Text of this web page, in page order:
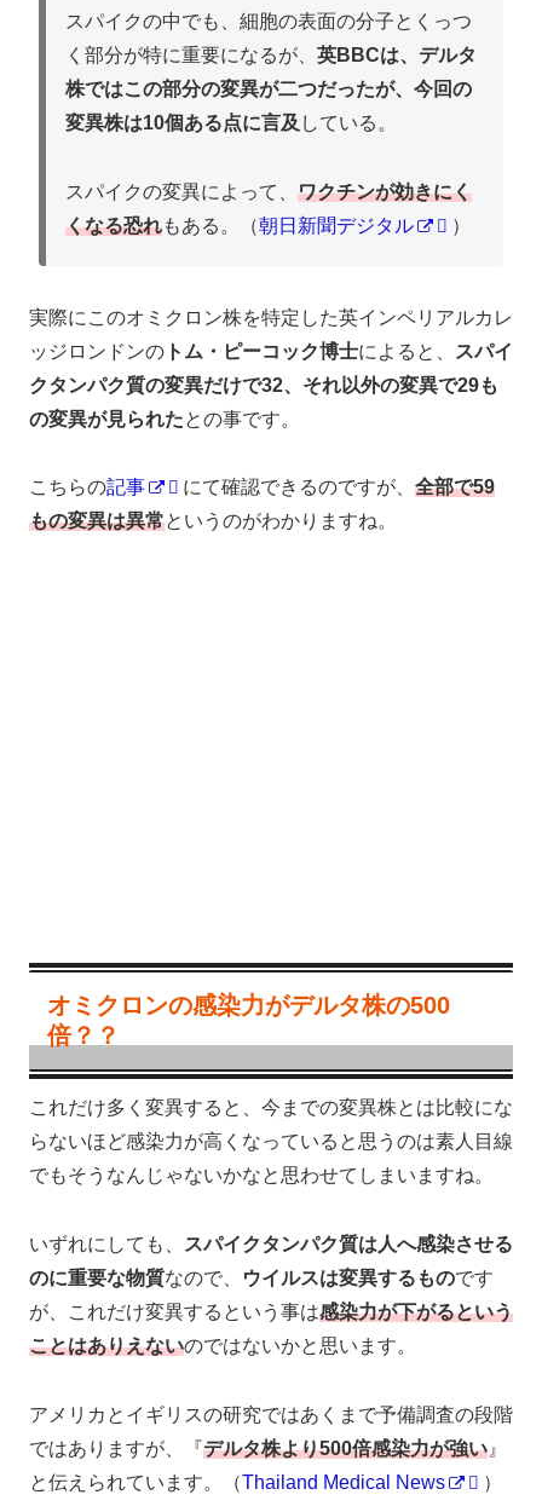
スパイクの中でも、細胞の表面の分子とくっつ
く部分が特に重要になるが、 英BBCは、デルタ
株ではこの部分の変異が二つだったが、今回の
変異株は10個ある点に言及 している。
スパイクの変異によって、 ワクチンが効きにく
くなる恐れもある。（朝日新聞デジタル ）
実際にこのオミクロン株を特定した英インペリアルカレ
ッジロンドンの トム・ピーコック博士によると、
スパイ
クタンパク質の変異だけで32、それ以外の変異で29も
の変異が見られたとの事です。
こちらの記事 にて確認できるのですが、 全部で59
もの変異は異常というのがわかりますね。
オミクロンの感染力がデルタ株の500
倍？？
これだけ多く変異すると、今までの変異株とは比較にな
らないほど感染力が高くなっていると思うのは素人目線
でもそうなんじゃないかなと思わせてしまいますね。
いずれにしても、
スパイクタンパク質は人へ感染させる
のに重要な物質なので、 ウイルスは変異するものです
が、これだけ変異するという事は感染力が下がるという
ことはありえないのではないかと思います。
アメリカとイギリスの研究ではあくまで予備調査の段階
ではありますが、『デルタ株より500倍感染力が強い 』
と伝えられています。（Thailand Medical News ）